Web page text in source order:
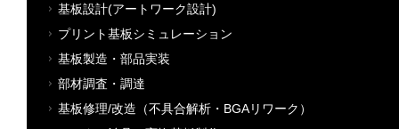
基板設計(アートワーク設計)
プリント基板シミュレーション
基板製造・部品実装
部材調査・調達
基板修理/改造（不具合解析・BGAリワーク）